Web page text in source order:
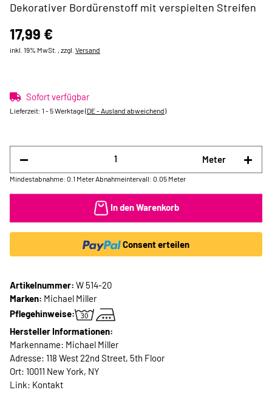
Dekorativer Bordürenstoff mit verspielten Streifen
17,99 €
inkl. 19% MwSt. , zzgl. Versand
Sofort verfügbar
Lieferzeit: 1 - 5 Werktage(DE - Ausland abweichend)
Meter
Mindestabnahme: 0.1 Meter Abnahmeintervall: 0.05 Meter
In den Warenkorb
Consent erteilen
Artikelnummer: W 514-20
Marken: Michael Miller
Pflegehinweise:
Hersteller Informationen:
Markenname: Michael Miller
Adresse: 118 West 22nd Street, 5th Floor
Ort: 10011 New York, NY
Link: Kontakt